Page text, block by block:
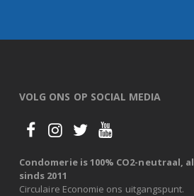
VOLG ONS OP SOCIAL MEDIA
Condomerie is 100% CO2-neutraal, al
sinds 2011
Circulaire Economie ons uitgangspunt.